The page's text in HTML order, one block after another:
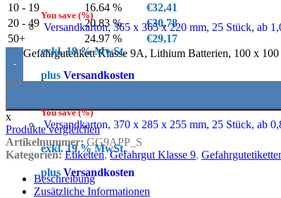
You save (%)
Versandkarton, 365 x 365 x 220 mm, 25 Stück, ab
exkl. 19 % MwSt.
plus Versandkosten
You save(%)
Versandkarton, 370 x 285 x 255 mm, 25 Stück, ab
exkl. 19 % MwSt.
plus Versandkosten
10 - 19
16.64 % €32,41
20 - 49
20.83 % €30,78
50+
24.97 % €29,17
-
Gefahrgutetikett Klasse 9A, Lithium Batterien, 100 x
x
Produkte vergleichen
Artikelnummer:GG9APP_S
Kategorien: Etiketten, Gefahrgut Klasse 9,
Beschreibung
Zusätzliche Informationen